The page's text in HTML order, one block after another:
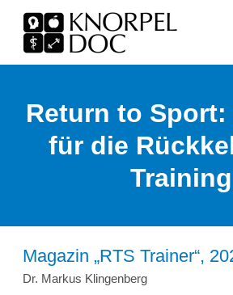
Inhalt
springen
Return to Sport:
für die
Training
Magazin „RTS Trainer“,
Dr. Markus Klingenberg